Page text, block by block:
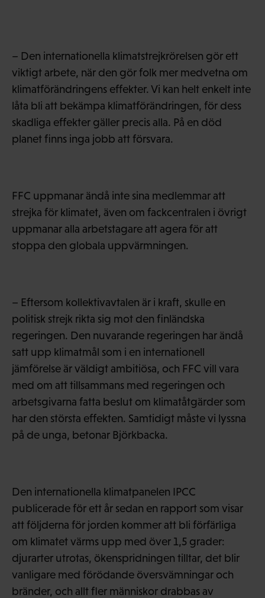
– Den internationella klimatstrejkrörelsen gör ett
viktigt arbete, när den gör folk mer medvetna om
klimatförändringens effekter. Vi kan helt enkelt inte
låta bli att bekämpa klimatförändringen, för dess
skadliga effekter gäller precis alla. På en död
planet finns inga jobb att försvara.
FFC uppmanar ändå inte sina medlemmar att
strejka för klimatet, även om fackcentralen i övrigt
uppmanar alla arbetstagare att agera för att
stoppa den globala uppvärmningen.
– Eftersom kollektivavtalen är i kraft, skulle en
politisk strejk rikta sig mot den finländska
regeringen. Den nuvarande regeringen har ändå
satt upp klimatmål som i en internationell
jämförelse är väldigt ambitiösa, och FFC vill vara
med om att tillsammans med regeringen och
arbetsgivarna fatta beslut om klimatåtgärder som
har den största effekten. Samtidigt måste vi lyssna
på de unga, betonar Björkbacka.
Den internationella klimatpanelen IPCC
publicerade för ett år sedan en rapport som visar
att följderna för jorden kommer att bli förfärliga
om klimatet värms upp med över 1,5 grader:
djurarter utrotas, ökenspridningen tilltar, det blir
vanligare med förödande översvämningar och
bränder, och allt fler människor drabbas av